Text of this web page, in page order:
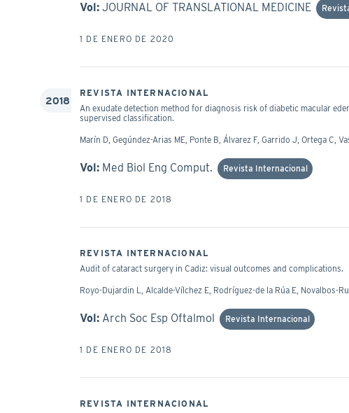
Vol: JOURNAL OF TRANSLATIONAL MEDICINE
1 DE ENERO DE 2020
2018
REVISTA INTERNACIONAL
An exudate detection method for diagnosis risk of diabetic macular
supervised classification.
Marín D, Gegúndez-Arias ME, Ponte B, Álvarez F, Garrido J, Ortega C,
Vol: Med Biol Eng Comput. Revista Internacional
1 DE ENERO DE 2018
REVISTA INTERNACIONAL
Audit of cataract surgery in Cadiz: visual outcomes and complications.
Royo-Dujardin L, Alcalde-Vílchez E, Rodríguez-de la Rúa E, Novalbos-
Vol: Arch Soc Esp Oftalmol Revista Internacional
1 DE ENERO DE 2018
REVISTA INTERNACIONAL